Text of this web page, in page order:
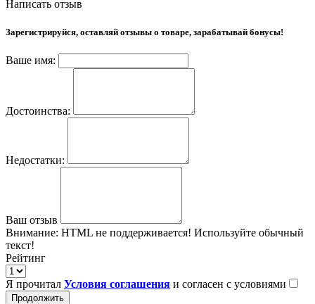
Написать отзыв
Зарегистрируйся, оставляй отзывы о товаре, зарабатывай бонусы!
Ваше имя:
Достоинства:
Недостатки:
Ваш отзыв
Внимание: HTML не поддерживается! Используйте обычный
текст!
Рейтинг
Я прочитал Условия соглашения и согласен с условиями
Продолжить